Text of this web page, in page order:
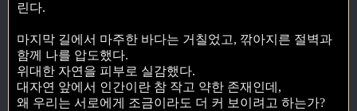
린다.
마지막 길에서 마주한 바다는 거칠었고, 깎아지른 절벽과
함께 나를 압도했다.
위대한 자연을 피부로 실감했다.
대자연 앞에서 인간이란 참 작고 약한 존재인데,
왜 우리는 서로에게 조금이라도 더 커 보이려고 하는가?